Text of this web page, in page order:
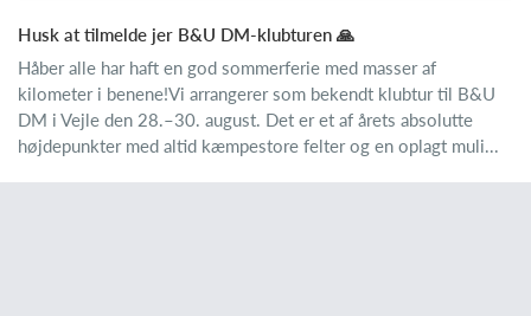
Husk at tilmelde jer B&U DM-klubturen 🙏
Håber alle har haft en god sommerferie med masser af
kilometer i benene!Vi arrangerer som bekendt klubtur til B&U
DM i Vejle den 28.–30. august. Det er et af årets absolutte
højdepunkter med altid kæmpestore felter og en oplagt muli...